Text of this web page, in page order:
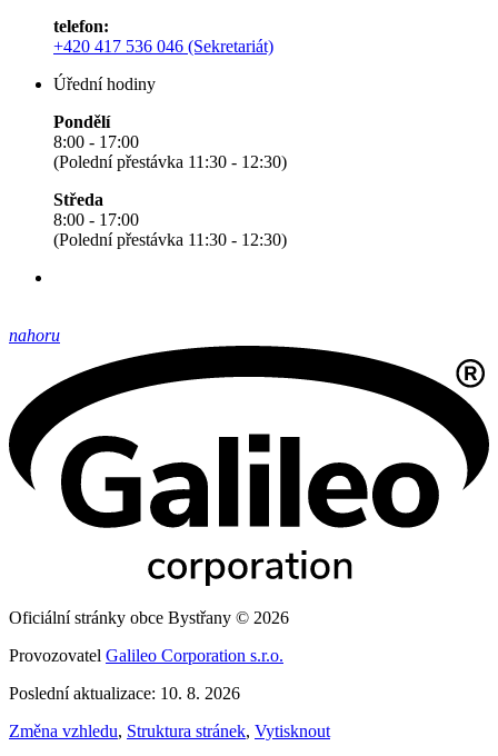
telefon:
+420 417 536 046 (Sekretariát)
Úřední hodiny
Pondělí
8:00 - 17:00
(Polední přestávka 11:30 - 12:30)
Středa
8:00 - 17:00
(Polední přestávka 11:30 - 12:30)
nahoru
Oficiální stránky obce Bystřany © 2026
Provozovatel Galileo Corporation s.r.o.
Poslední aktualizace: 10. 8. 2026
Změna vzhledu, Struktura stránek, Vytisknout